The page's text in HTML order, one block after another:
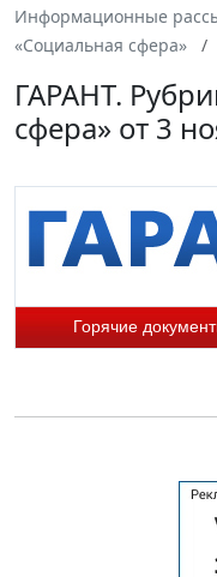
Информационные
«Социальная сфера»
ГАРАНТ.
сфера» от 3
Горячие